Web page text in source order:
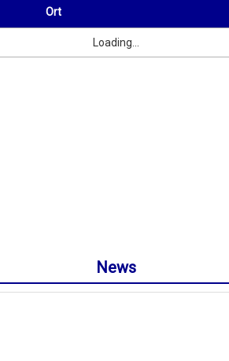
Ort
Loading...
News